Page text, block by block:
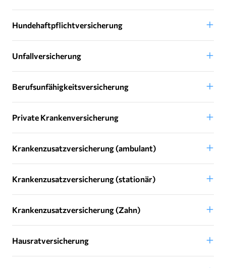
Hundehaftpflichtversicherung
Unfallversicherung
Berufsunfähigkeitsversicherung
Private Krankenversicherung
Krankenzusatzversicherung (ambulant)
Krankenzusatzversicherung (stationär)
Krankenzusatzversicherung (Zahn)
Hausratversicherung